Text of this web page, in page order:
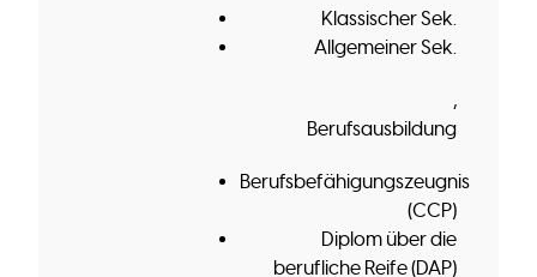
Klassischer Sek.
Allgemeiner Sek.
Berufsausbildung
Berufsbefähigungszeugnis
(CCP)
Diplom über die
berufliche Reife (DAP)